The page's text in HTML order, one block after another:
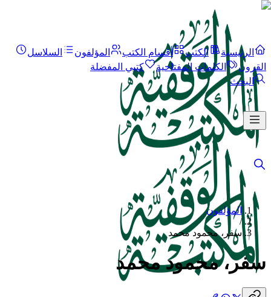
الرئيسية الكتب أقسام الكتب المؤلفون
السلاسل
القرون
الكلمات المفتاحية
كتبي المفضلة
البحث
المؤلفون
/
سفر، محمود محمد
سفر، محمود محمد